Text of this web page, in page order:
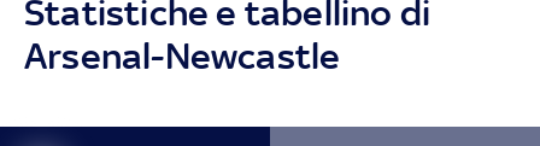
Statistiche e tabellino di
Arsenal-Newcastle